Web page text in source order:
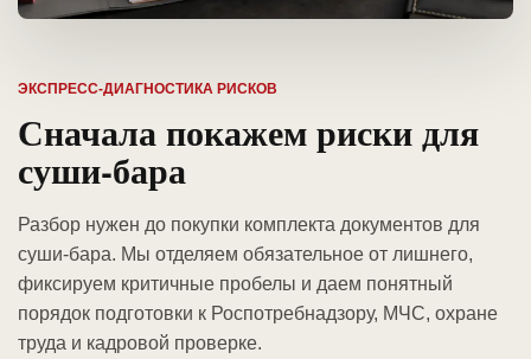
ЭКСПРЕСС-ДИАГНОСТИКА РИСКОВ
Сначала покажем риски для
суши-бара
Разбор нужен до покупки комплекта документов для
суши-бара. Мы отделяем обязательное от лишнего,
фиксируем критичные пробелы и даем понятный
порядок подготовки к Роспотребнадзору, МЧС, охране
труда и кадровой проверке.